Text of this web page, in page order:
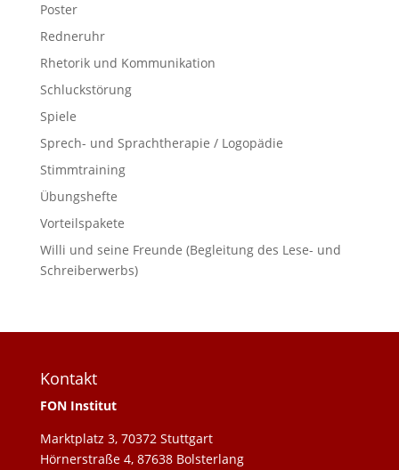
Poster
Redneruhr
Rhetorik und Kommunikation
Schluckstörung
Spiele
Sprech- und Sprachtherapie / Logopädie
Stimmtraining
Übungshefte
Vorteilspakete
Willi und seine Freunde (Begleitung des Lese- und
Schreiberwerbs)
Kontakt
FON Institut
Marktplatz 3, 70372 Stuttgart
Hörnerstraße 4, 87638 Bolsterlang